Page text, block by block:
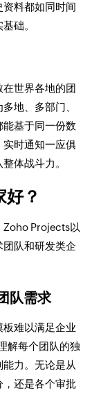
料都如同时间
础。
世界各地的团
地、多部门、
基于同一份数
实时通知一应俱
体战斗力。
好？
Zoho Projects以
队和研发类企
队需求
难以满足企业
解每个团队的独
力。无论是从
，还是各个审批